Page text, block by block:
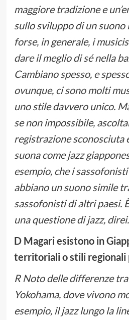
maggiore tradizione e
sullo sviluppo di un suono
forse, in generale, i
dare il meglio di sé nella
Cambiano spesso, e
ovunque, ci sono molti
uno stile davvero unico.
se non impossibile,
registrazione sconosciuta
suona come jazz
esempio, che i
abbiano un suono simile
sassofonisti di altri paesi.
una questione di jazz, direi.
D Magari esistono in
territoriali o stili regionali
R Noto delle differenze
Yokohama, dove vivono
esempio, il jazz lungo la